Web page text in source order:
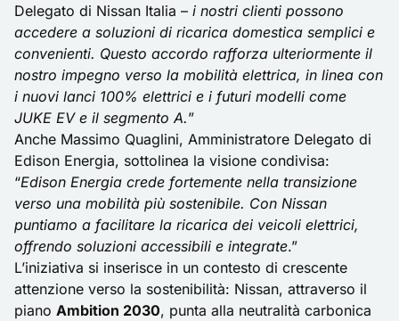
Delegato di Nissan Italia – i nostri clienti possono
accedere a soluzioni di ricarica domestica semplici e
convenienti. Questo accordo rafforza ulteriormente il
nostro impegno verso la mobilità elettrica, in linea con
i nuovi lanci 100% elettrici e i futuri modelli come
JUKE EV e il segmento A.”
Anche Massimo Quaglini, Amministratore Delegato di
Edison Energia, sottolinea la visione condivisa:
“Edison Energia crede fortemente nella transizione
verso una mobilità più sostenibile. Con Nissan
puntiamo a facilitare la ricarica dei veicoli elettrici,
offrendo soluzioni accessibili e integrate.”
L’iniziativa si inserisce in un contesto di crescente
attenzione verso la sostenibilità: Nissan, attraverso il
piano Ambition 2030, punta alla neutralità carbonica